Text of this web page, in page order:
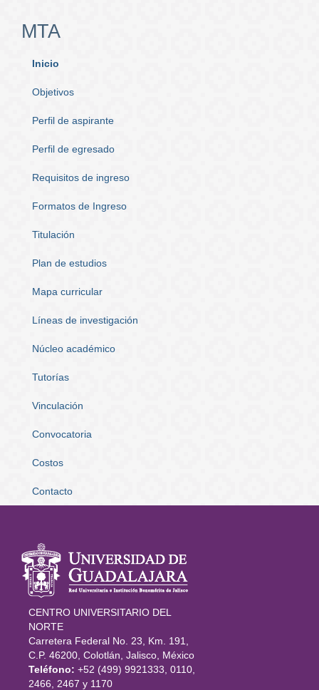
MTA
Inicio
Objetivos
Perfil de aspirante
Perfil de egresado
Requisitos de ingreso
Formatos de Ingreso
Titulación
Plan de estudios
Mapa curricular
Líneas de investigación
Núcleo académico
Tutorías
Vinculación
Convocatoria
Costos
Contacto
Información
del portal
CENTRO UNIVERSITARIO DEL
NORTE
Carretera Federal No. 23, Km. 191,
C.P. 46200, Colotlán, Jalisco, México
Teléfono: +52 (499) 9921333, 0110,
2466, 2467 y 1170